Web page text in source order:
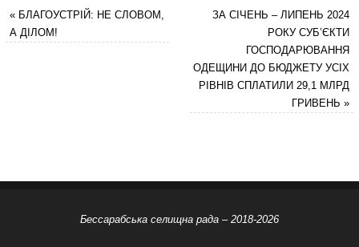
«БЛАГОУСТРІЙ: НЕ СЛОВОМ,
А ДІЛОМ!
ЗА СІЧЕНЬ – ЛИПЕНЬ 2024
РОКУ СУБ’ЄКТИ
ГОСПОДАРЮВАННЯ
ОДЕЩИНИ ДО БЮДЖЕТУ УСІХ
РІВНІВ СПЛАТИЛИ 29,1 МЛРД
ГРИВЕНЬ»
Бессарабська селищна рада – 2018-2026